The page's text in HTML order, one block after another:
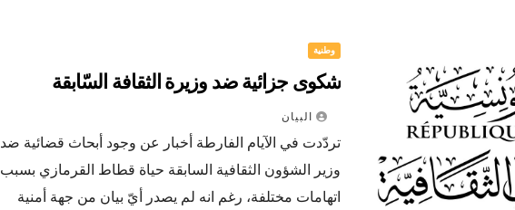
وطنية
شكوى جزائية ضد وزيرة الثقافة السّابقة
البيان
تردّدت في الآيام الفارطة أخبار عن وجود أبحاث قضائية ضد
وزير الشؤون الثقافية السابقة حياة قطاط القرمازي بسبب
اتهامات مختلفة، رغم انه لم يصدر أيّ بيان من جهة أمنية